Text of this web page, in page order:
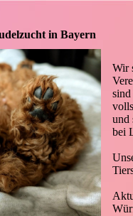
in Bayern
Wir
und
bei